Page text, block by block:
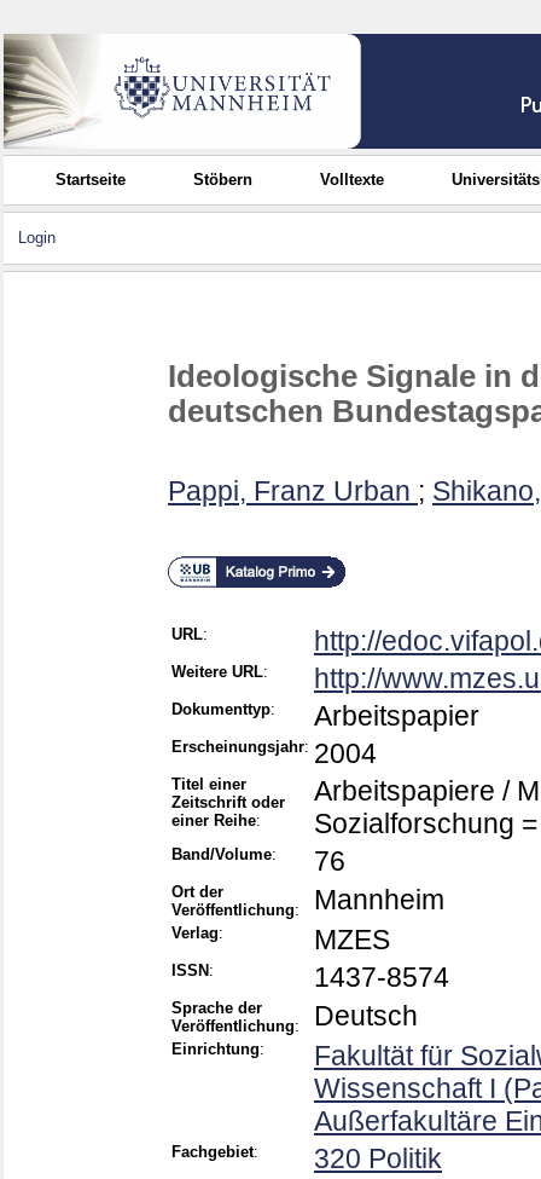
Startseite Stöbern Volltexte
Login
Ideologische Signale in
deutschen
Pappi, Franz Urban ;
URL: http://
Weitere URL: http://
Dokumenttyp: Arbeitspapier
Erscheinungsjahr: 2004
Titel einer
Zeitschrift oder
einer Reihe:
Arbeitspapiere /
Sozialforschung
Band/Volume: 76
Ort der
Veröffentlichung: Mannheim
Verlag: MZES
ISSN : 1437-8574
Sprache der
Veröffentlichung: Deutsch
Einrichtung:
Fakultät für
Wissenschaft I
Außerfakultäre
Fachgebiet: 320 Politik